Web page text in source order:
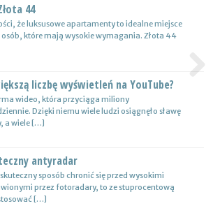
44
że luksusowe apartamenty to idealne miejsce
które mają wysokie wymagania. Złota 44
liczbę wyświetleń na YouTube?
wideo, która przyciąga miliony
Dzięki niemu wiele ludzi osiągnęło sławę
a wiele […]
antyradar
sposób chronić się przed wysokimi
przez fotoradary, to ze stuprocentową
[…]
i naczep – usługi
transportowe spedycyjne czy także
przede wszystkim nowoczesnej floty aut,
pracy. […]
w branży budowlanej
budowlanej dotyczą różnych specjalności.
architektoniczna, niemniej jednak również
inżynieryjna oraz instalacyjna. Warto
na działkę
się, jaki rodzaj drewutni ogrodowej sprawdzi
bezpiecznego przechowywania na przykład